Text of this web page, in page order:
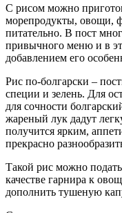
С рисом можно
морепродукты, овощи,
питательно. В пост
привычного меню и в
добавлением его
Рис по-болгарски –
специи и зелень. Для
для сочности
жареный лук дадут
получится ярким,
прекрасно
Такой рис можно
качестве гарнира к
дополнить тушеную